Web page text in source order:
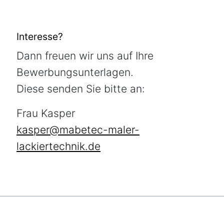
Interesse?
Dann freuen wir uns auf Ihre
Bewerbungsunterlagen.
Diese senden Sie bitte an:
Frau Kasper
kasper@mabetec-maler-
lackiertechnik.de